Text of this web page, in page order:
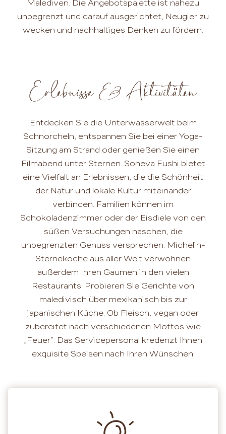
Malediven. Die Angebotspalette ist nahezu
unbegrenzt und darauf ausgerichtet, Neugier zu
wecken und nachhaltiges Denken zu fördern.
Erlebnisse & Aktivitäten
Entdecken Sie die Unterwasserwelt beim
Schnorcheln, entspannen Sie bei einer Yoga-
Sitzung am Strand oder genießen Sie einen
Filmabend unter Sternen. Soneva Fushi bietet
eine Vielfalt an Erlebnissen, die die Schönheit
der Natur und lokale Kultur miteinander
verbinden. Familien können im
Schokoladenzimmer oder der Eisdiele von den
süßen Versuchungen naschen, die
unbegrenzten Genuss versprechen. Michelin-
Sterneköche aus aller Welt verwöhnen
außerdem Ihren Gaumen in den vielen
Restaurants. Probieren Sie Gerichte von
maledivisch über mexikanisch bis zur
japanischen Küche. Ob Fleisch, vegan oder
zubereitet nach verschiedenen Mottos wie
„Feuer”: Das Servicepersonal kredenzt Ihnen
exquisite Speisen nach Ihren Wünschen.